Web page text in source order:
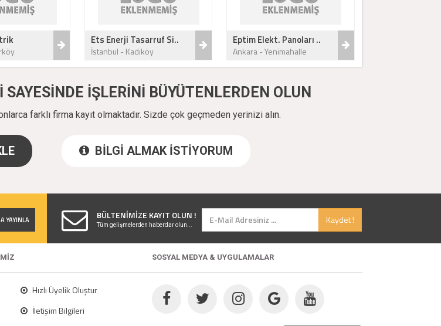
Ets Enerji Tasarruf Si..
İstanbul - Kadıköy
Eptim Elekt. Panoları ..
Ankara - Yenimahalle
İŞLERİNİ BÜYÜTENLERDEN OLUN
farklı firma kayıt olmaktadır. Sizde çok geçmeden yerinizi alın.
BİLGİ ALMAK İSTİYORUM
YAYINLA BÜLTENİMİZE KAYIT OLUN ! Kaydet !
Tüm gelişmelerden haberdar olun...
SOSYAL MEDYA & UYGULAMALAR
Hızlı Üyelik Oluştur
İletişim Bilgileri